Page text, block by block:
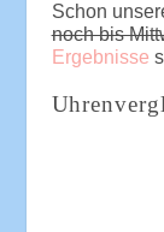
Schon
noch bis
Ergebnisse